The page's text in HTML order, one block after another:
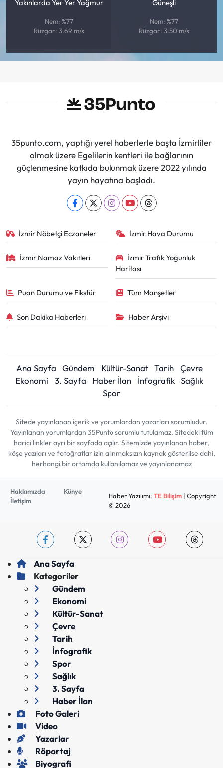
Yakınlarda Yer Yer Yağmur
Nem: %77
Rüzgar: 3.69 m/s
Güneşli
Nem: %77
Rüzgar: 3.50 m/s
35punto.com, yaptığı yerel haberlerle başta İzmirliler
olmak üzere Egelilerin kentleri ile bağlarının
güçlenmesine katkıda bulunmak üzere 2022 yılında
yayın hayatına başladı.
İzmir Nöbetçi Eczaneler İzmir Hava Durumu
İzmir Namaz Vakitleri
İzmir Trafik Yoğunluk
Haritası
Puan Durumu ve Fikstür Tüm Manşetler
Son Dakika Haberleri Haber Arşivi
Ana Sayfa Gündem Kültür-Sanat Tarih
Çevre
Ekonomi
3. Sayfa Haber İlan İnfografik Sağlık
Spor
Sitede yayınlanan içerik ve yorumlardan yazarları sorumludur.
Yayınlanan yorumlardan 35Punto sorumlu tutulamaz. Sitedeki tüm
harici linkler ayrı bir sayfada açılır. Sitemizde yayınlanan haber,
köşe yazıları ve fotoğraflar izin alınmaksızın kaynak gösterilse dahi,
herhangi bir ortamda kullanılamaz ve yayınlanamaz
Hakkımızda
Künye
İletişim
Haber Yazılımı: TE Bilişim| Copyright
© 2026
Ana Sayfa
Kategoriler
Gündem
Ekonomi
Kültür-Sanat
Çevre
Tarih
İnfografik
Spor
Sağlık
3. Sayfa
Haber İlan
Foto Galeri
Video
Yazarlar
Röportaj
Biyografi